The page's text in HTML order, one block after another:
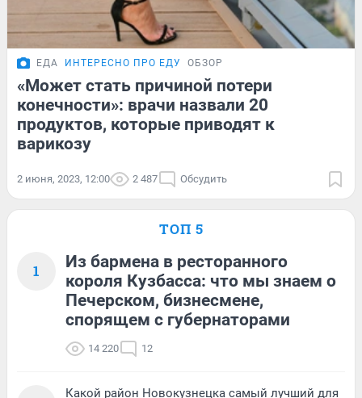
ЕДА ИНТЕРЕСНО ПРО ЕДУ ОБЗОР
«Может стать причиной потери
конечности»: врачи назвали 20
продуктов, которые приводят к
варикозу
2 июня, 2023, 12:00 2 487 Обсудить
ТОП 5
1
Из бармена в ресторанного
короля Кузбасса: что мы знаем о
Печерском, бизнесмене,
спорящем с губернаторами
14 220 12
Какой район Новокузнецка самый лучший для